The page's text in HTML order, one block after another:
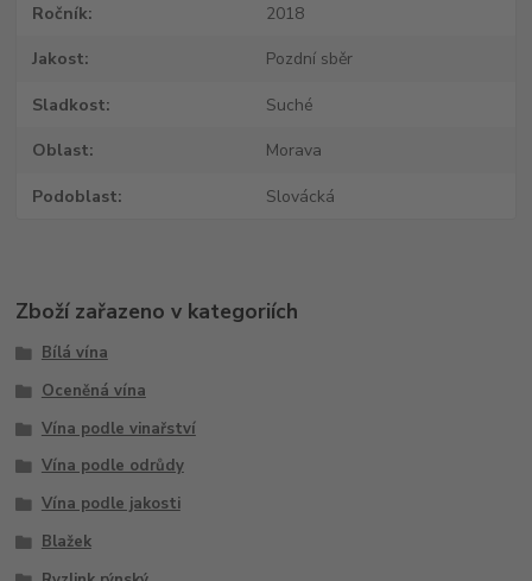
Ročník 2018
Jakost Pozdní sběr
Sladkost Suché
Oblast Morava
Podoblast Slovácká
Zboží zařazeno v kategoriích
Bílá vína
Oceněná vína
Vína podle vinařství
Vína podle odrůdy
Vína podle jakosti
Blažek